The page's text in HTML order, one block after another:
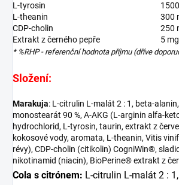
L-tyrosin
L-theanin
300
CDP-cholin
250
Extrakt z černého pepře
5 mg
* %RHP - referenční hodnota příjmu (dříve
Složení:
Marakuja: L-citrulin L-malát 2 : 1, beta-
monostearát 90 %, A-AKG (L-arginin alfa-
hydrochlorid, L-tyrosin, taurin, extrakt z
kokosové vody, aromata, L-theanin, Vitis
révy), CDP-cholin (citikolin) CogniWin®,
nikotinamid (niacin), BioPerine® extrakt z
Cola s citrónem: L-citrulin L-malát 2 :